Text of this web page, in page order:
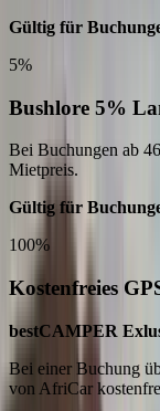
Gültig für
5%
Bushlore 5%
Bei Buchungen ab
Mietpreis.
Gültig für
100%
Kostenfreies
bestCAMPER
Bei einer Buchung
von AfriCar